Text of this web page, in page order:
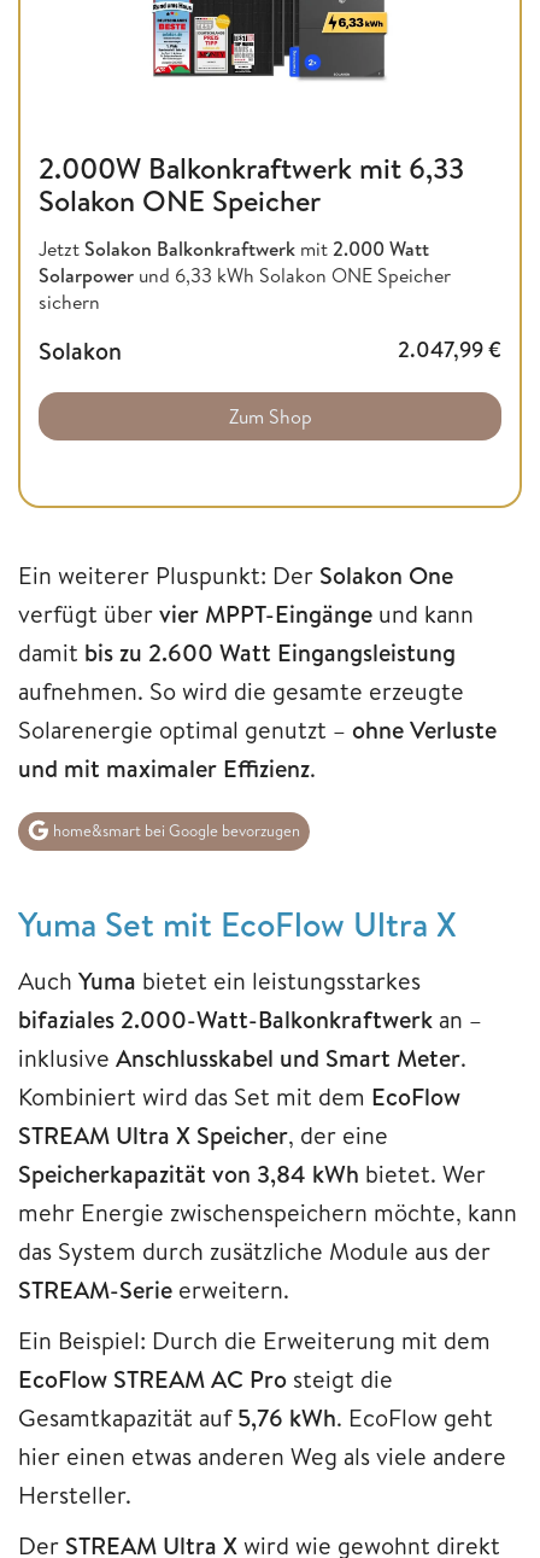
2.000W Balkonkraftwerk mit 6,33
Solakon ONE Speicher
JetztSolakon Balkonkraftwerk mit2.000 Watt
Solarpower und 6,33 kWh Solakon ONE Speicher
sichern
Solakon 2.047,99€
Zum Shop
Ein weiterer Pluspunkt: Der Solakon One
verfügt übervier MPPT-Eingänge und kann
damit bis zu 2.600 Watt Eingangsleistung
aufnehmen. So wird die gesamte erzeugte
Solarenergie optimal genutzt – ohne Verluste
und mit maximaler Effizienz.
home&smart bei Google bevorzugen
Yuma Set mit EcoFlow Ultra X
Auch Yuma bietet ein leistungsstarkes
bifaziales 2.000-Watt-Balkonkraftwerk an –
inklusive Anschlusskabel und Smart Meter.
Kombiniert wird das Set mit dem EcoFlow
STREAM Ultra X Speicher, der eine
Speicherkapazität von 3,84 kWh bietet. Wer
mehr Energie zwischenspeichern möchte, kann
das System durch zusätzliche Module aus der
STREAM-Serie erweitern.
Ein Beispiel: Durch die Erweiterung mit dem
EcoFlow STREAM AC Pro steigt die
Gesamtkapazität auf5,76 kWh. EcoFlow geht
hier einen etwas anderen Weg als viele andere
Hersteller.
Der STREAM Ultra Xwird wie gewohnt direkt